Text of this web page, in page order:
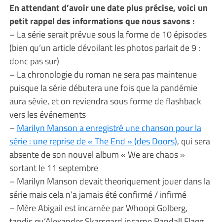
En attendant d’avoir une date plus précise, voici un
petit rappel des informations que nous savons :
– La série serait prévue sous la forme de 10 épisodes
(bien qu’un article dévoilant les photos parlait de 9 :
donc pas sur)
– La chronologie du roman ne sera pas maintenue
puisque la série débutera une fois que la pandémie
aura sévie, et on reviendra sous forme de flashback
vers les événements
–Marilyn Manson a enregistré une chanson pour la
série : une reprise de « The End » (des Doors), qui sera
absente de son nouvel album « We are chaos »
sortant le 11 septembre
– Marilyn Manson devait theoriquement jouer dans la
série mais cela n’a jamais été confirmé / infirmé
– Mère Abigail est incarnée par Whoopi Golberg,